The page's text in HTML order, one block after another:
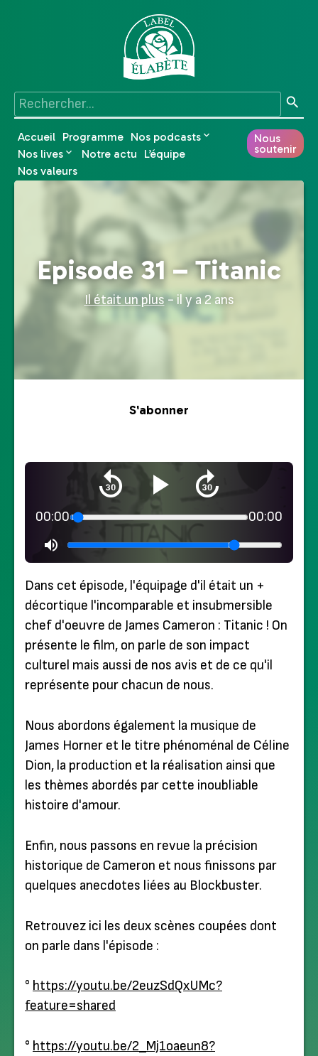
Accueil Programme Nos podcasts
Nos lives
Notre actu
L’équipe
Nos valeurs
Nous
soutenir
Episode 31 – Titanic
Il était un plus- il y a 2 ans
S'abonner
00:00 00:00
Dans cet épisode, l'équipage d'il était un +
décortique l'incomparable et insubmersible
chef d'oeuvre de James Cameron : Titanic ! On
présente le film, on parle de son impact
culturel mais aussi de nos avis et de ce qu'il
représente pour chacun de nous.
Nous abordons également la musique de
James Horner et le titre phénoménal de Céline
Dion, la production et la réalisation ainsi que
les thèmes abordés par cette inoubliable
histoire d'amour.
Enfin, nous passons en revue la précision
historique de Cameron et nous finissons par
quelques anecdotes liées au Blockbuster.
Retrouvez ici les deux scènes coupées dont
on parle dans l'épisode :
° ⁠https://youtu.be/2euzSdQxUMc?
feature=shared⁠
° ⁠https://youtu.be/2_Mj1oaeun8?